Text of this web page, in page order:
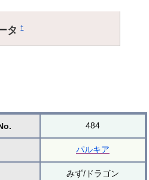
タ†
484
パルキア
みず/ドラゴン